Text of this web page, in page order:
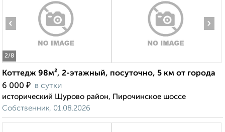
2/8
‹ ›
Коттедж 98м², 2-этажный, посуточно, 5 км от города
6 000 ₽ в сутки
исторический Щурово район, Пирочинское шоссе
Собственник, 01.08.2026